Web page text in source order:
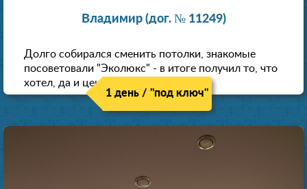
Владимир (дог. № 11249)
Долго собирался сменить потолки, знакомые
посоветовали "Эколюкс" - в итоге получил то, что
хотел, да и цена нормальная.
1 день / "под ключ"